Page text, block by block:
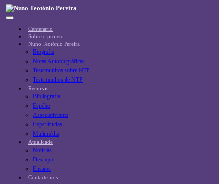
Skip
content
Centenário
Sobre o projeto
Nuno Teotónio Pereira
Biografia
Notas Autobiográficas
Testemunhos sobre NTP
Testemunhos de NTP
Recursos
Bibliografia
Espólio
Associativismo
Experiências
Multimédia
Atualidade
Notícias
Destaque
Ensaios
Contacte-nos